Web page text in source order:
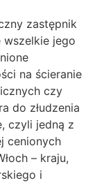
zastępnik
wszelkie jego
na ścieranie
czy
do złudzenia
czyli jedną z
cenionych
– kraju,
i